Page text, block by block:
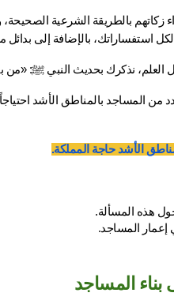
استفساراتك، بالإضافة إلى
نذكرك بحديث النبي ﷺ: «من
الأشد حاجة المملكة.
هذه المسألة.
إعمار المساجد.
المساجد